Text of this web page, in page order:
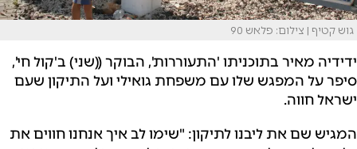
גוש קטיף | צילום: פלאש 90
ידידיה מאיר בתוכניתו 'התעוררות', הבוקר ((שני) ב'קול חי',
סיפר על המפגש שלו עם משפחת גואילי ועל התיקון שעם
ישראל חווה.
המגיש שם את ליבנו לתיקון: "שימו לב איך אנחנו חווים את